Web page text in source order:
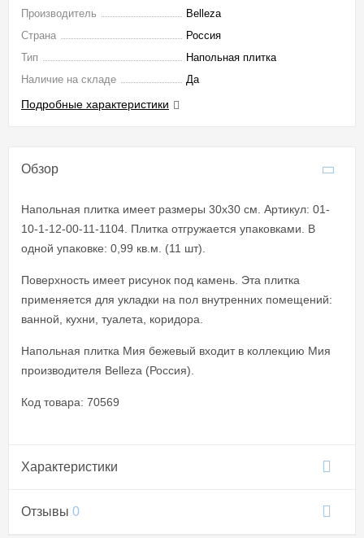
Производитель
Belleza
Страна
Россия
Тип
Напольная плитка
Наличие на складе
Да
Подробные характеристики
Обзор
Напольная плитка имеет размеры 30x30 см. Артикул: 01-
10-1-12-00-11-1104. Плитка отгружается упаковками. В
одной упаковке: 0,99 кв.м. (11 шт).
Поверхность имеет рисунок под камень. Эта плитка
применяется для укладки на пол внутренних помещений:
ванной, кухни, туалета, коридора.
Напольная плитка Мия бежевый входит в коллекцию Мия
производителя Belleza (Россия).
Код товара: 70569
Характеристики
Отзывы 0